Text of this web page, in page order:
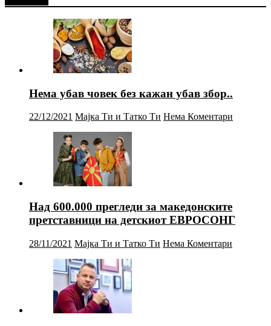
Нема убав човек без кажан убав збор..
22/12/2021 Мајка Ти и Татко Ти Нема Коментари
Над 600.000 прегледи за македонските
претставници на детскиот ЕВРОСОНГ
28/11/2021 Мајка Ти и Татко Ти Нема Коментари